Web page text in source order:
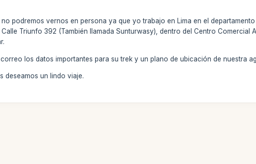
no podremos vernos en persona ya que yo trabajo en Lima en el
Triunfo 392 (También llamada Sunturwasy), dentro del Centro Comercial
los datos importantes para su trek y un plano de ubicación de nuestra
deseamos un lindo viaje.